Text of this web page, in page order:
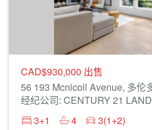
CAD$930,000 出售
56 193 Mcnicoll Avenue, 多伦
经纪公司: CENTURY 21
3+1
4 3(1+2)